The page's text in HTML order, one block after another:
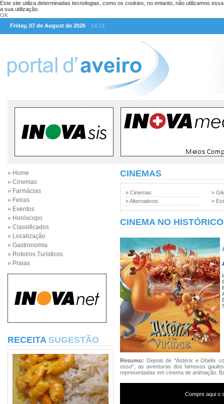
Este site utiliza determinadas tecnologias, como os cookies, no entanto, não utilizamos
a sua utilização.
OK
Friday, 07 de August de 2026
14:13
» Home
» Cinemas
» Farmácias
» Feiras
» Eventos
» Horóscopo
» Classificados
» Localização
» Gastronomia
» Roteiros Turísticos
» Praias
RECEITA SUGESTÃO
CINEMAS
» Cinemas
» Alternativos
»
»
CINEMA NO HISTÓRICO
Resumo: Depois de "Astérix e Obélix
osso", as aventuras dos famosos
representadas em cinema de animação.
Compre aqui o